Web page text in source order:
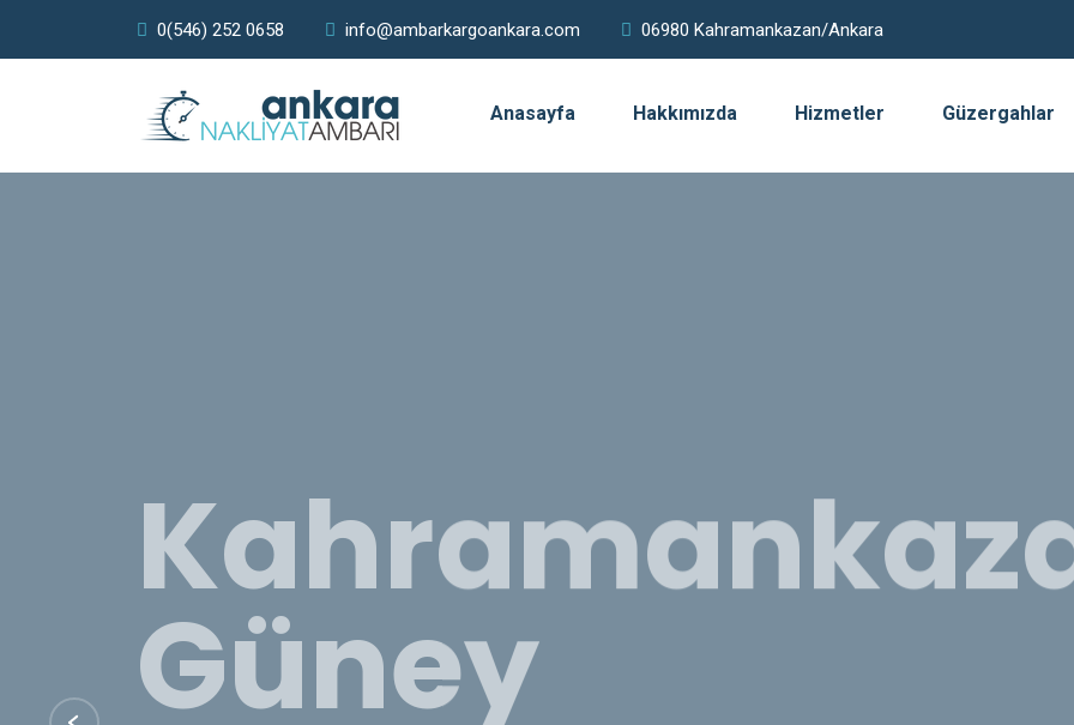
0(546) 252 0658 info@ambarkargoankara.com 06980 Kahramankazan/Ankara
Anasayfa Hakkımızda Hizmetler Güzergahlar
Güney
Ambar Kargo